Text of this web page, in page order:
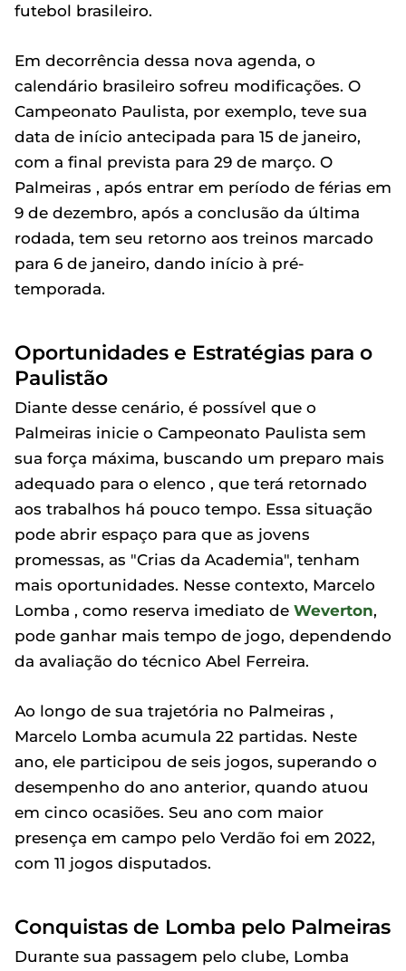
futebol brasileiro.
Em decorrência dessa nova agenda, o
calendário brasileiro sofreu modificações. O
Campeonato Paulista, por exemplo, teve sua
data de início antecipada para 15 de janeiro,
com a final prevista para 29 de março. O
Palmeiras , após entrar em período de férias em
9 de dezembro, após a conclusão da última
rodada, tem seu retorno aos treinos marcado
para 6 de janeiro, dando início à pré-
temporada.
Oportunidades e Estratégias para o
Paulistão
Diante desse cenário, é possível que o
Palmeiras inicie o Campeonato Paulista sem
sua força máxima, buscando um preparo mais
adequado para o elenco , que terá retornado
aos trabalhos há pouco tempo. Essa situação
pode abrir espaço para que as jovens
promessas, as "Crias da Academia", tenham
mais oportunidades. Nesse contexto, Marcelo
Lomba , como reserva imediato de Weverton,
pode ganhar mais tempo de jogo, dependendo
da avaliação do técnico Abel Ferreira.
Ao longo de sua trajetória no Palmeiras ,
Marcelo Lomba acumula 22 partidas. Neste
ano, ele participou de seis jogos, superando o
desempenho do ano anterior, quando atuou
em cinco ocasiões. Seu ano com maior
presença em campo pelo Verdão foi em 2022,
com 11 jogos disputados.
Conquistas de Lomba pelo Palmeiras
Durante sua passagem pelo clube, Lomba